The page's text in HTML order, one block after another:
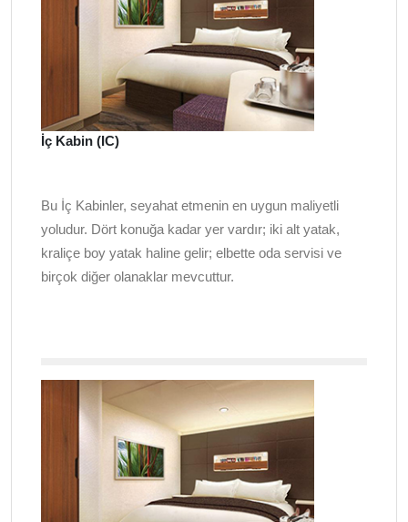
İç Kabin (IC)
Bu İç Kabinler, seyahat etmenin en uygun maliyetli
yoludur. Dört konuğa kadar yer vardır; iki alt yatak,
kraliçe boy yatak haline gelir; elbette oda servisi ve
birçok diğer olanaklar mevcuttur.